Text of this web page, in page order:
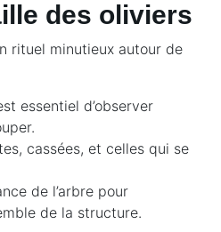
des oliviers
rituel minutieux autour de
essentiel d’observer
cassées, et celles qui se
de l’arbre pour
de la structure.